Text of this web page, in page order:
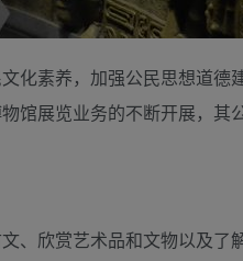
化素养，加强公民思想道德
馆展览业务的不断开展，其
、欣赏艺术品和文物以及了